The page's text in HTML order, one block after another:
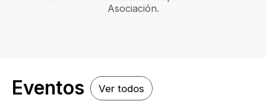
Asociación.
Eventos Ver todos